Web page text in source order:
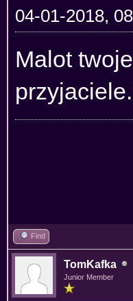
04-01-2018,
Malot
Find
TomKafka
Junior Member